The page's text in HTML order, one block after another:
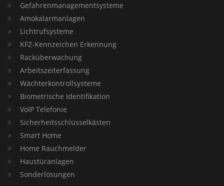
Gefahrenmanagementsysteme
Amokalarmanlagen
Lichtrufsysteme
KFZ-Kennzeichen Erkennung
Racküberwachung
Arbeitszeiterfassung
Wächterkontrollsysteme
Biometrische Identifikation
VoIP Telefonie
Sicherheitsschlüsselkästen
Smart Home
Home Rauchmelder
Haustüranlagen
Sonderlösungen